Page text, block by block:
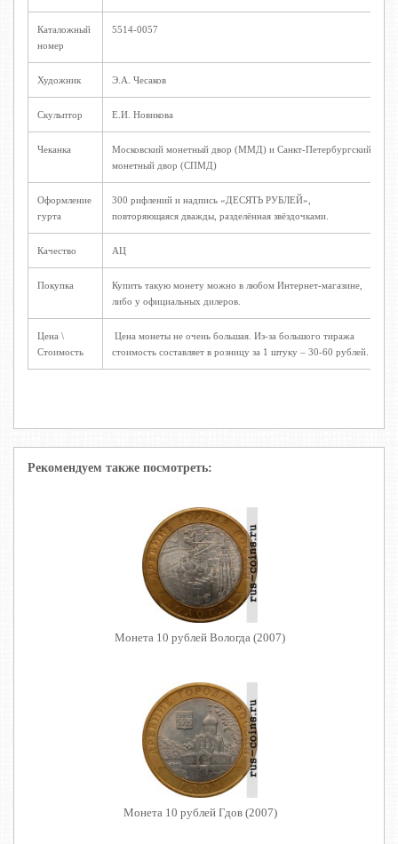
Каталожный
номер
5514-0057
Художник Э.A. Чесаков
Скульптор Е.И. Новикова
Чеканка
Московский монетный двор (ММД) и Санкт-Петербургский
монетный двор (СПМД)
Оформление
гурта
300 рифлений и надпись «ДЕСЯТЬ РУБЛЕЙ»,
повторяющаяся дважды, разделённая звёздочками.
Качество АЦ
Покупка
Купить такую монету можно в любом Интернет-магазине,
либо у официальных дилеров.
Цена \
Стоимость
Цена монеты не очень большая. Из-за большого тиража
стоимость составляет в розницу за 1 штуку – 30-60 рублей.
Рекомендуем также посмотреть:
Монета 10 рублей Вологда (2007)
Монета 10 рублей Гдов (2007)